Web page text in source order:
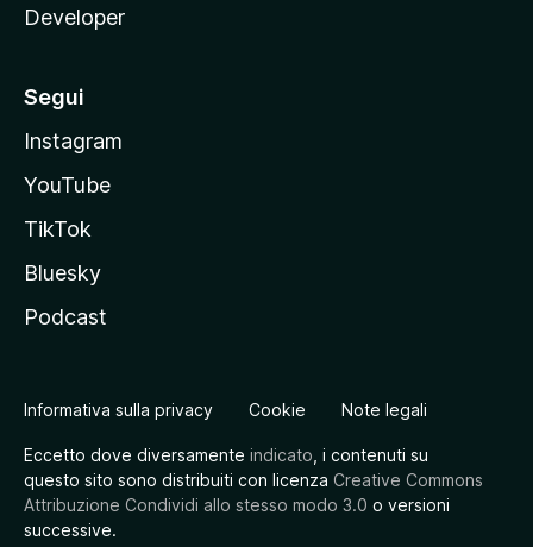
Developer
Segui
Instagram
YouTube
TikTok
Bluesky
Podcast
Informativa sulla privacy Cookie Note legali
Eccetto dove diversamente indicato , i contenuti su
questo sito sono distribuiti con licenza Creative Commons
Attribuzione Condividi allo stesso modo 3.0 o versioni
successive.